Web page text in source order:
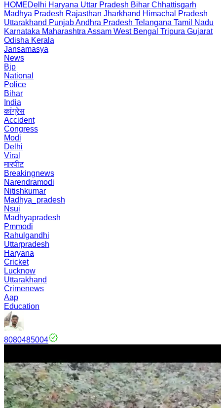
HOMEDelhi Haryana Uttar Pradesh Bihar Chhattisgarh
Madhya Pradesh Rajasthan Jharkhand Himachal Pradesh
Uttarakhand PunjabAndhra Pradesh Telangana Tamil Nadu
Karnataka Maharashtra Assam West Bengal Tripura Gujarat
Odisha Kerala
Jansamasya
News
Bjp
National
Police
Bihar
India
कांग्रेस
Accident
Congress
Modi
Delhi
Viral
मारपीट
Breakingnews
Narendramodi
Nitishkumar
Madhya_pradesh
Nsui
Madhyapradesh
Pmmodi
Rahulgandhi
Uttarpradesh
Haryana
Cricket
Lucknow
Uttarakhand
Crimenews
Aap
Education
8080485004